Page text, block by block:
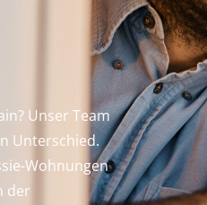
Unser Team
Unterschied.
Wohnungen
der